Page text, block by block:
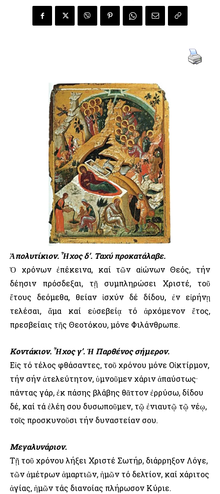
Ἀπολυτίκιον. Ἦχος δ’. Ταχύ προκατάλαβε.
Ὁ χρόνων ἐπέκεινα, καί τῶν αἰώνων Θεός, τήν
δέησιν πρόσδεξαι, τῇ συμπληρώσει Χριστέ, τοῦ
ἔτους δεόμεθα, θείαν ἰσχύν δέ δίδου, ἐν εἰρήνῃ
τελέσαι, ἅμα καί εὐσεβείᾳ τό ἀρχόμενον ἔτος,
πρεσβείαις τῆς Θεοτόκου, μόνε Φιλάνθρωπε.
Κοντάκιον. Ἦχος γ’. Ἡ Παρθένος σήμερον.
Εἰς τό τέλος φθάσαντες, τοῦ χρόνου μόνε Οἰκτίρμον,
τήν σήν ἀτελεύτητον, ὑμνοῦμεν χάριν ἀπαύστως·
πάντας γάρ, ἐκ πάσης βλάβης θᾶττον ἐρρύσω, δίδου
δέ, καί τά ἐλέη σου δυσωποῦμεν, τῷ ἐνιαυτῷ τῷ νέῳ,
τοῖς προσκυνοῦσι τήν δυναστείαν σου.
Μεγαλυνάριον.
Τῇ τοῦ χρόνου λήξει Χριστέ Σωτήρ, διάρρηξον Λόγε,
τῶν ἀμέτρων ἁμαρτιῶν, ἡμῶν τό δελτίον, καί χάριτος
ἁγίας, ἡμῶν τάς διανοίας πλήρωσον Κύριε.